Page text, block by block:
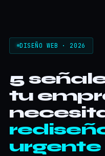
DISEÑO WEB · 2026
5
tu
urgente